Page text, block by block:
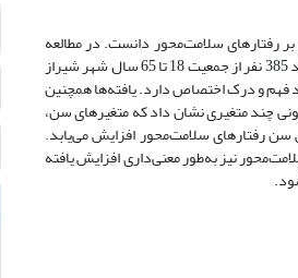
رفتارهای سلامت‌محور دانست. در مطالعه
حاضر تلاش شد رابطۀ بین ابعاد سواد سلامت و رفتارهای سلامت‌محور در برابر ویروس کرونا مورد بررسی قرار گیرد. برای این هدف تعداد 385 نفر از جمعیت 18 تا 65 سال شهر شیراز
فهم و درک اختصاص دارد. یافته‌ها همچنین
قرار دارد. تحلیل رگرسیونی چند متغیری نشان داد که متغیرهای سن،
سن رفتارهای سلامت‌محور افزایش می‌یابد.
نیز به‌طور معنی‌داری افزایش یافته